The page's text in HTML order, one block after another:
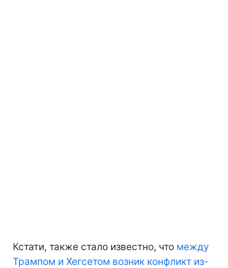
Кстати, также стало известно, что между
Трампом и Хегсетом возник конфликт из-